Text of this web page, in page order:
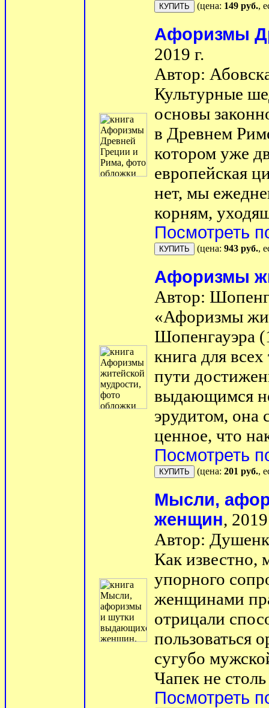
(цена: 149 руб.,
Афоризмы
2019 г.
Автор:
Культурные
основы
в Древнем
котором уже
европейская
нет, мы
корням,
Посмотреть
(цена: 943 руб.,
Афоризмы
Автор:
«Афоризмы
Шопенгауэра
книга для
пути
выдающимся
эрудитом, она
ценное, что
Посмотреть
(цена: 201 руб.,
Мысли,
женщин, 2019
Автор:
Как известно,
упорного
женщинами
отрицали
сугубо
Чапек не
Посмотреть